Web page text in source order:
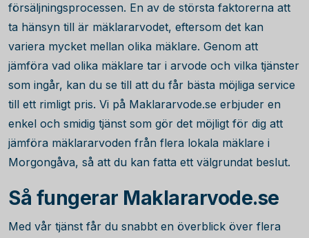
försäljningsprocessen. En av de största faktorerna att
ta hänsyn till är mäklararvodet, eftersom det kan
variera mycket mellan olika mäklare. Genom att
jämföra vad olika mäklare tar i arvode och vilka tjänster
som ingår, kan du se till att du får bästa möjliga service
till ett rimligt pris. Vi på Maklararvode.se erbjuder en
enkel och smidig tjänst som gör det möjligt för dig att
jämföra mäklararvoden från flera lokala mäklare i
Morgongåva, så att du kan fatta ett välgrundat beslut.
Så fungerar Maklararvode.se
Med vår tjänst får du snabbt en överblick över flera